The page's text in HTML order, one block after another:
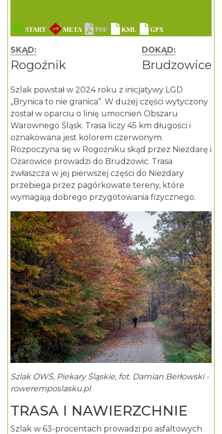
SKĄD:
Rogoźnik
DOKĄD:
Brudzowice
Szlak powstał w 2024 roku z inicjatywy LGD
„Brynica to nie granica”. W dużej części wytyczony
został w oparciu o linię umocnień Obszaru
Warownego Śląsk. Trasa liczy 45 km długości i
oznakowana jest kolorem czerwonym.
Rozpoczyna się w Rogoźniku skąd przez Niezdarę i
Ożarowice prowadzi do Brudzowic. Trasa
zwłaszcza w jej pierwszej części do Niezdary
przebiega przez pagórkowate tereny, które
wymagają dobrego przygotowania fizycznego.
Szlak OWŚ, Piekary Śląskie, fot. Damian Berłowski -
roweremposlasku.pl
TRASA I NAWIERZCHNIE
Szlak w 63-procentach prowadzi po asfaltowych